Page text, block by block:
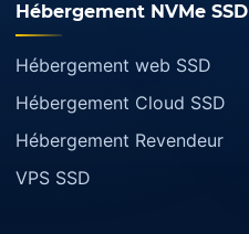
Hébergement NVMe SSD
Hébergement web SSD
Hébergement Cloud SSD
Hébergement Revendeur
VPS SSD